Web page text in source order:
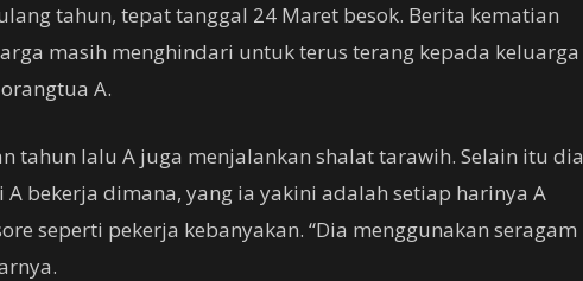
tahun, tepat tanggal 24 Maret besok. Berita kematian
masih menghindari untuk terus terang kepada keluarga
A.
tahun lalu A juga menjalankan shalat tarawih. Selain itu dia
bekerja dimana, yang ia yakini adalah setiap harinya A
seperti pekerja kebanyakan. “Dia menggunakan seragam